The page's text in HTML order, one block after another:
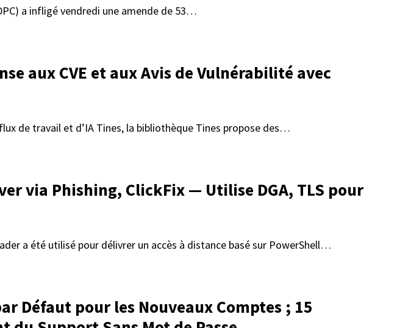
a infligé vendredi une amende de 53…
aux CVE et aux Avis de Vulnérabilité avec
de travail et d’IA Tines, la bibliothèque Tines propose des…
via Phishing, ClickFix — Utilise DGA, TLS pour
a été utilisé pour délivrer un accès à distance basé sur PowerShell…
Défaut pour les Nouveaux Comptes ; 15